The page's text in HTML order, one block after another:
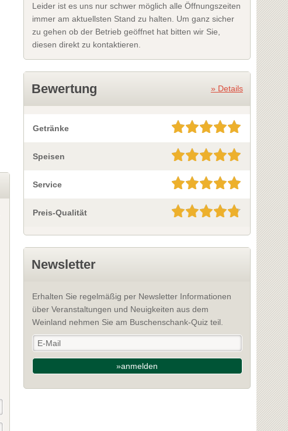
Leider ist es uns nur schwer möglich alle Öffnungszeiten
immer am aktuellsten Stand zu halten. Um ganz sicher
zu gehen ob der Betrieb geöffnet hat bitten wir Sie,
diesen direkt zu kontaktieren.
» Details
Bewertung
Getränke
Speisen
Service
Preis-Qualität
Newsletter
Erhalten Sie regelmäßig per Newsletter Informationen
über Veranstaltungen und Neuigkeiten aus dem
Weinland nehmen Sie am Buschenschank-Quiz teil.
»anmelden